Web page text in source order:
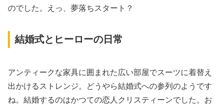
のでした。えっ、夢落ちスタート？
結婚式とヒーローの日常
アンティークな家具に囲まれた広い部屋でスーツに着替え
出かけるストレンジ。どうやら結婚式への参列のようです
ね。結婚するのはかつての恋人クリスティーンでした。お